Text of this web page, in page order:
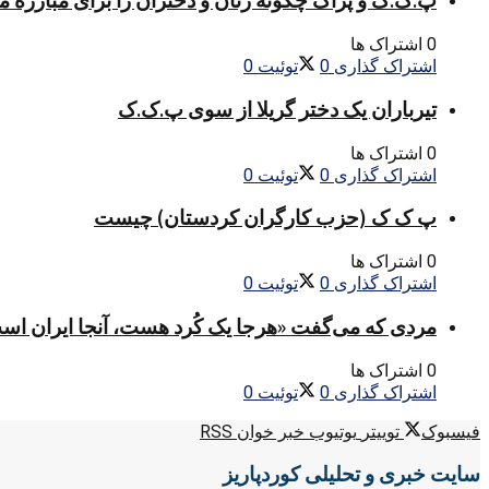
0 اشتراک ها
اشتراک گذاری 0 توئیت 0
تیرباران یک دختر گریلا از سوی پ.ک.ک
0 اشتراک ها
اشتراک گذاری 0 توئیت 0
پ ک ک (حزب کارگران کردستان) چیست
0 اشتراک ها
اشتراک گذاری 0 توئیت 0
مردی که می‌گفت «هرجا یک کُرد هست، آنجا ایران
0 اشتراک ها
اشتراک گذاری 0 توئیت 0
فیسبوک
توییتر یوتیوب خبر خوان RSS
سایت خبری و تحلیلی کوردپاریز